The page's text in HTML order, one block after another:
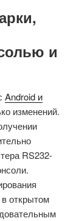
и
Android и
изменений.
RS232-
открытом